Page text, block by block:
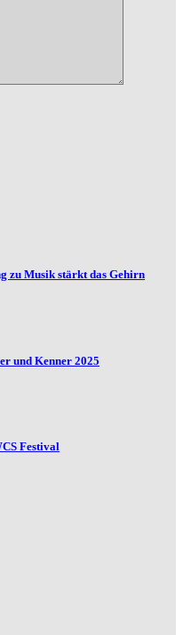
zu Musik stärkt das Gehirn
und Kenner 2025
Festival